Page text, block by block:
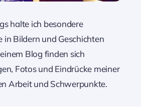
halte ich besondere
in Bildern und Geschichten
Blog finden sich
Fotos und Eindrücke meiner
Arbeit und Schwerpunkte.